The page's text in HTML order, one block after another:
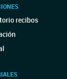
recibos